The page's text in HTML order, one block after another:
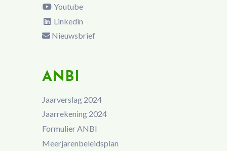
Youtube
Linkedin
Nieuwsbrief
ANBI
Jaarverslag 2024
Jaarrekening 2024
Formulier ANBI
Meerjarenbeleidsplan